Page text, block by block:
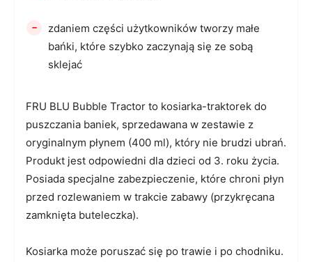
FRU BLU Bubble Tractor to kosiarka-traktorek do
puszczania baniek, sprzedawana w zestawie z
oryginalnym płynem (400 ml), który nie brudzi ubrań.
Produkt jest odpowiedni dla dzieci od 3. roku życia.
Posiada specjalne zabezpieczenie, które chroni płyn
przed rozlewaniem w trakcie zabawy (przykręcana
zamknięta buteleczka).
Kosiarka może poruszać się po trawie i po chodniku.
-
zdaniem części użytkowników tworzy małe
bańki, które szybko zaczynają się ze sobą
sklejać